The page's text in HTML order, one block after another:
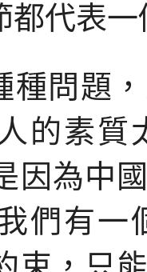
都代表
種問題
的素質
因為中
們有一